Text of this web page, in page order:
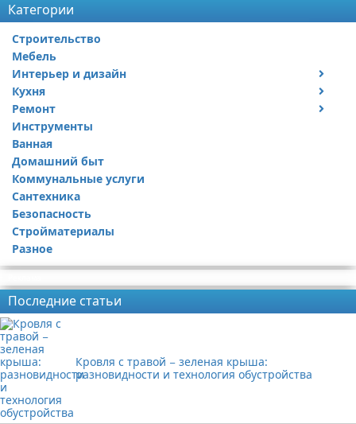
Категории
Строительство
Мебель
Интерьер и дизайн
Дизайн дачи
Дизайн квартиры
Кухня
Посуда
Ремонт
Ремонт дачи
Ремонт квартиры
Инструменты
Ванная
Домашний быт
Коммунальные услуги
Сантехника
Безопасность
Стройматериалы
Разное
Последние статьи
Кровля с травой − зеленая крыша:
разновидности и технология обустройства